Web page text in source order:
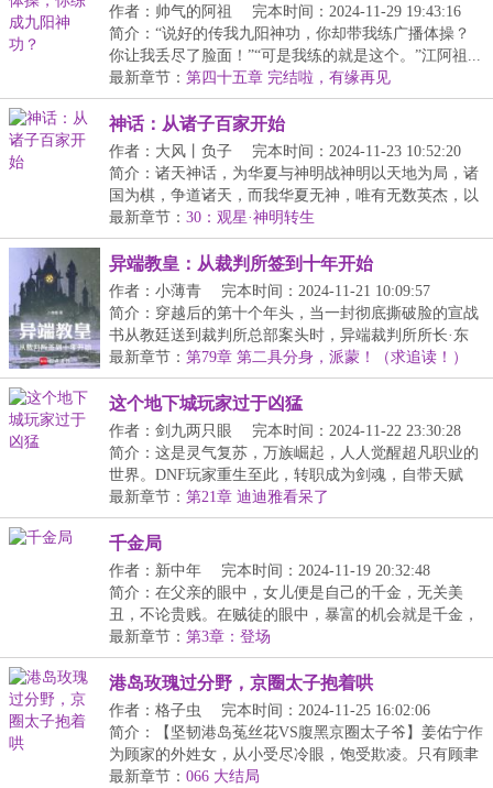
作者：帅气的阿祖
完本时间：2024-11-29 19:43:16
简介：“说好的传我九阳神功，你却带我练广播体操？
你让我丢尽了脸面！”“可是我练的就是这个。”江阿祖...
最新章节： 第四十五章 完结啦，有缘再见
神话：从诸子百家开始
作者：大风丨负子
完本时间：2024-11-23 10:52:20
简介：诸天神话，为华夏与神明战神明以天地为局，诸
国为棋，争道诸天，而我华夏无神，唯有无数英杰，以
命...
最新章节： 30：观星·神明转生
异端教皇：从裁判所签到十年开始
作者：小薄青
完本时间：2024-11-21 10:09:57
简介：穿越后的第十个年头，当一封彻底撕破脸的宣战
书从教廷送到裁判所总部案头时，异端裁判所所长·东
方...
最新章节： 第79章 第二具分身，派蒙！（求追读！）
这个地下城玩家过于凶猛
作者：剑九两只眼
完本时间：2024-11-22 23:30:28
简介：这是灵气复苏，万族崛起，人人觉醒超凡职业的
世界。DNF玩家重生至此，转职成为剑魂，自带天赋
【掠...
最新章节： 第21章 迪迪雅看呆了
千金局
作者：新中年
完本时间：2024-11-19 20:32:48
简介：在父亲的眼中，女儿便是自己的千金，无关美
丑，不论贵贱。在贼徒的眼中，暴富的机会就是千金，
无关...
最新章节： 第3章：登场
港岛玫瑰过分野，京圈太子抱着哄
作者：格子虫
完本时间：2024-11-25 16:02:06
简介：【坚韧港岛菟丝花VS腹黑京圈太子爷】姜佑宁作
为顾家的外姓女，从小受尽冷眼，饱受欺凌。只有顾聿
衍...
最新章节： 066 大结局